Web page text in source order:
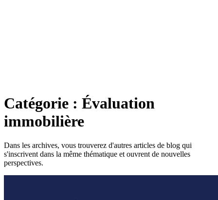
Catégorie : Évaluation
immobilière
Dans les archives, vous trouverez d'autres articles de blog qui
s'inscrivent dans la même thématique et ouvrent de nouvelles
perspectives.